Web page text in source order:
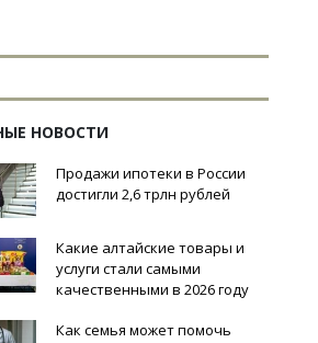
НОВОСТИ
Продажи ипотеки в России
достигли 2,6 трлн рублей
Какие алтайские товары и
услуги стали самыми
качественными в 2026 году
Как семья может помочь